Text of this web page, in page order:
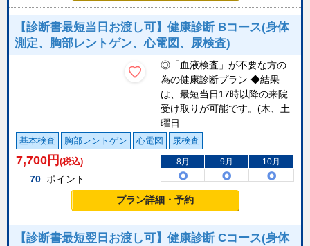
【診断書最短当日お渡し可】健康診断 Bコース(身体
測定、胸部レントゲン、心電図、尿検査)
◎「血液検査」が不要な方の
為の健康診断プラン ◆結果
は、最短当日17時以降の来院
受け取りが可能です。(木、土
曜日...
基本検査 胸部レントゲン 心電図 尿検査
7,700 円 (税込)
70 ポイント
8月 9月 10月
プラン詳細・予約
【診断書最短翌日お渡し可】健康診断 Cコース(身体